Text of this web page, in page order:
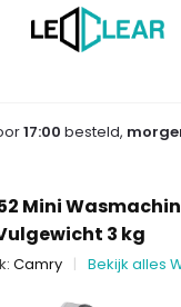
17:00 besteld,
Mini
3 kg
Camry Bekijk alles